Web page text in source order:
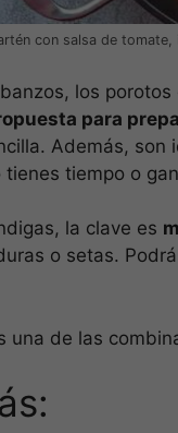
con salsa de
los
para
Además, son
tiempo o
la clave es
o setas.
una de las